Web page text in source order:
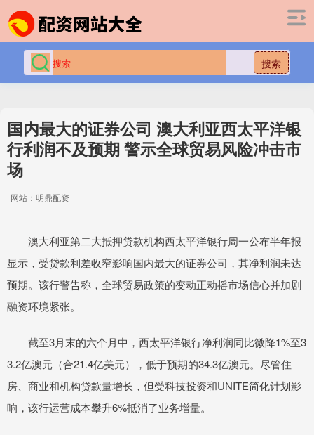
搜索
国内最大的证券公司 澳大利亚西太平洋银
行利润不及预期 警示全球贸易风险冲击市
场
网站：明鼎配资
澳大利亚第二大抵押贷款机构西太平洋银行周一公布半年报
显示，受贷款利差收窄影响国内最大的证券公司，其净利润未达
预期。该行警告称，全球贸易政策的变动正动摇市场信心并加剧
融资环境紧张。
截至3月末的六个月中，西太平洋银行净利润同比微降1%至3
3.2亿澳元（合21.4亿美元），低于预期的34.3亿澳元。尽管住
房、商业和机构贷款量增长，但受科技投资和UNITE简化计划影
响，该行运营成本攀升6%抵消了业务增量。